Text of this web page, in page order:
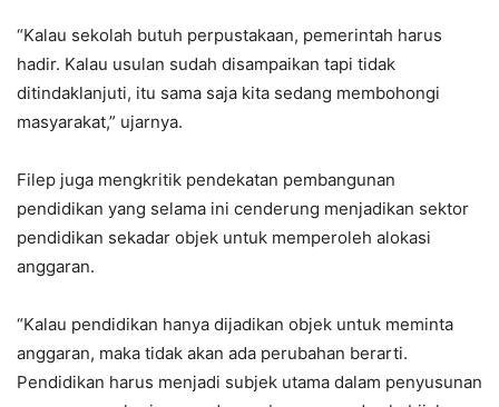
“Kalau sekolah butuh perpustakaan, pemerintah harus
hadir. Kalau usulan sudah disampaikan tapi tidak
ditindaklanjuti, itu sama saja kita sedang membohongi
masyarakat,” ujarnya.
Filep juga mengkritik pendekatan pembangunan
pendidikan yang selama ini cenderung menjadikan sektor
pendidikan sekadar objek untuk memperoleh alokasi
anggaran.
“Kalau pendidikan hanya dijadikan objek untuk meminta
anggaran, maka tidak akan ada perubahan berarti.
Pendidikan harus menjadi subjek utama dalam penyusunan